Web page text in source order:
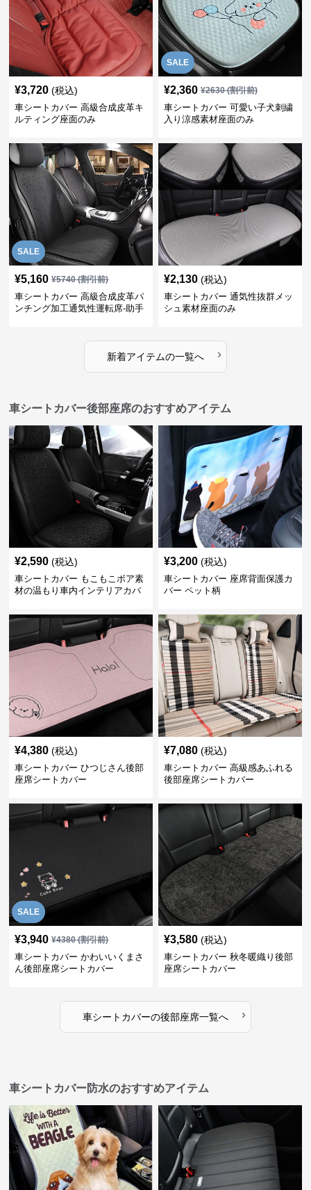
¥3,720 (税込)
車シートカバー 高級合成皮革キ
ルティング座面のみ
SALE
¥2,360 ¥2630(割引前)
車シートカバー 可愛い子犬刺繍
入り涼感素材座面のみ
SALE
¥5,160 ¥5740(割引前)
車シートカバー 高級合成皮革パ
ンチング加工通気性運転席-助手
¥2,130 (税込)
車シートカバー 通気性抜群メッ
シュ素材座面のみ
新着アイテムの一覧へ ›
車シートカバー後部座席のおすすめアイテム
¥2,590 (税込)
車シートカバー もこもこボア素
材の温もり車内インテリアカバ
¥3,200 (税込)
車シートカバー 座席背面保護カ
バー ペット柄
¥4,380 (税込)
車シートカバー ひつじさん後部
座席シートカバー
¥7,080 (税込)
車シートカバー 高級感あふれる
後部座席シートカバー
SALE
¥3,940 ¥4380(割引前)
車シートカバー かわいいくまさ
ん後部座席シートカバー
¥3,580 (税込)
車シートカバー 秋冬暖織り後部
座席シートカバー
車シートカバーの後部座席一覧へ ›
車シートカバー防水のおすすめアイテム